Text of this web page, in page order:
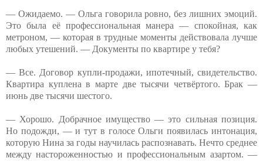
— Ожидаемо. — Ольга говорила ровно, без лишних эмоций.
Это была её профессиональная манера — спокойная, как
метроном, — которая в трудные моменты действовала лучше
любых утешений. — Документы по квартире у тебя?
— Все. Договор купли-продажи, ипотечный, свидетельство.
Квартира куплена в марте две тысячи четвёртого. Брак —
июнь две тысячи шестого.
— Хорошо. Добрачное имущество — это сильная позиция.
Но подожди, — и тут в голосе Ольги появилась интонация,
которую Нина за годы научилась распознавать. Нечто среднее
между настороженностью и профессиональным азартом. —